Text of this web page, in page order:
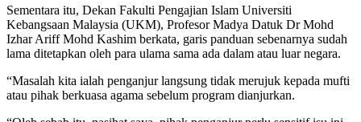
Sementara itu, Dekan Fakulti Pengajian Islam Universiti
Kebangsaan Malaysia (UKM), Profesor Madya Datuk Dr Mohd
Izhar Ariff Mohd Kashim berkata, garis panduan sebenarnya sudah
lama ditetapkan oleh para ulama sama ada dalam atau luar negara.
“Masalah kita ialah penganjur langsung tidak merujuk kepada mufti
atau pihak berkuasa agama sebelum program dianjurkan.